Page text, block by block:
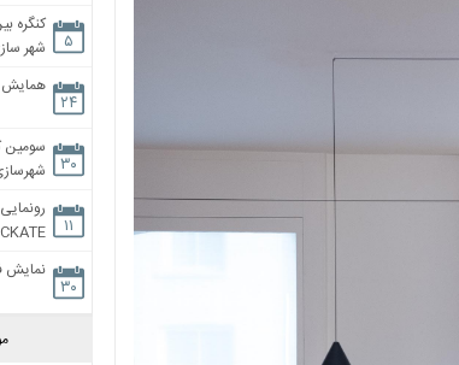
۵
کنگره
شهر
۲۴
همایش
۳۰
سومین
۱۱
۳۰
نمایش